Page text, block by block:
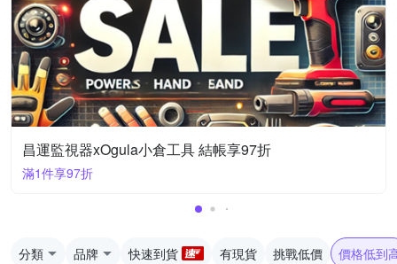
昌運監視器xOgula小倉工具 結帳享97折
滿1件享97折
分類 品牌 快速到貨 有現貨 挑戰低價 價格低到